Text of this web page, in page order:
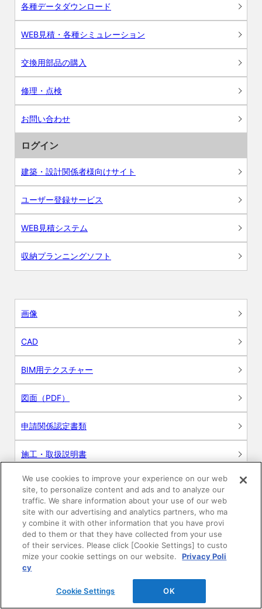
各種データダウンロード
WEB見積・各種シミュレーション
交換用部品の購入
修理・点検
お問い合わせ
ログイン
建築・設計関係者様向けサイト
ユーザー登録サービス
WEB見積システム
収納プランニングソフト
画像
CAD
BIM用テクスチャー
図面（PDF）
申請関係認定書類
施工・取扱説明書
動画
シミュレーションツール
24時間換気システム〈エアスマート〉
簡易設計見積ソフト
R&Dセンター環境測定・分析サービス
商品マスター申し込み
We use cookies to improve your experience on our web
site, to personalize content and ads and to analyze our
traffic. We share information about your use of our web
site with our advertising and analytics partners, who ma
y combine it with other information that you have provi
ded to them or that they have collected from your use
of their services. Please click [Cookie Settings] to custo
mize your cookie settings on our website.
Privacy Poli
cy
Cookie Settings OK